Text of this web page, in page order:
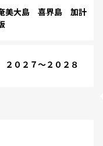
美大島 喜界島 加計
０２７～２０２８